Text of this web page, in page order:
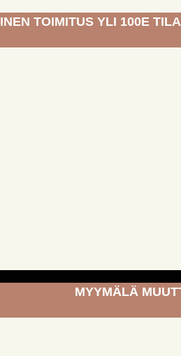
TOIMITUS YLI 100E
MYYMÄLÄ